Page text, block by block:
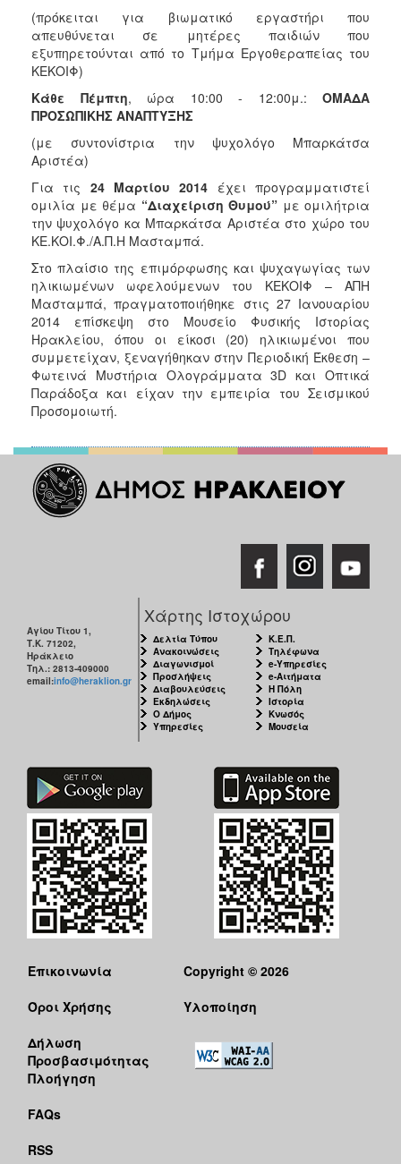
Φιλοξενίας
Γυναικών
Κέντρο
Κοινότητας
Κοινωνικό
Κοινωνικό
Παντοπωλείο
Ισότητα
των
Φύλων
Υγεία
Αυτόματοι
Απινιδωτές
ΤΟΠΟΣ
ΔΗΜΟΣ
ΠΟΛΙΤΙΣΜΟΣ
(πρόκειται για βιωματικό εργαστήρι που
απευθύνεται σε μητέρες παιδιών που
εξυπηρετούνται από το Τμήμα Εργοθεραπείας του
ΚΕΚΟΙΦ)
Κάθε Πέμπτη, ώρα 10:00 - 12:00μ.: ΟΜΑΔΑ
ΠΡΟΣΩΠΙΚΗΣ ΑΝΑΠΤΥΞΗΣ
(με συντονίστρια την ψυχολόγο Μπαρκάτσα
Αριστέα)
Για τις 24 Μαρτίου 2014 έχει προγραμματιστεί
ομιλία με θέμα “Διαχείριση Θυμού” με ομιλήτρια
την ψυχολόγο κα Μπαρκάτσα Αριστέα στο χώρο του
ΚΕ.ΚΟΙ.Φ./Α.Π.Η Μασταμπά.
Στο πλαίσιο της επιμόρφωσης και ψυχαγωγίας των
ηλικιωμένων ωφελούμενων του ΚΕΚΟΙΦ – ΑΠΗ
Μασταμπά, πραγματοποιήθηκε στις 27 Ιανουαρίου
2014 επίσκεψη στο Μουσείο Φυσικής Ιστορίας
Ηρακλείου, όπου οι είκοσι (20) ηλικιωμένοι που
συμμετείχαν, ξεναγήθηκαν στην Περιοδική Έκθεση –
Φωτεινά Μυστήρια Ολογράμματα 3D και Οπτικά
Παράδοξα και είχαν την εμπειρία του Σεισμικού
Προσομοιωτή.
Αγίου Τίτου 1,
Τ.Κ. 71202,
Ηράκλειο
Τηλ.: 2813-409000
email:info@heraklion.gr
Χάρτης Ιστοχώρου
Δελτία Τύπου
Ανακοινώσεις
Διαγωνισμοί
Προσλήψεις
Διαβουλεύσεις
Εκδηλώσεις
Ο Δήμος
Υπηρεσίες
Κ.Ε.Π.
Τηλέφωνα
e-Υπηρεσίες
e-Αιτήματα
Η Πόλη
Ιστορία
Κνωσός
Μουσεία
Επικοινωνία
Όροι Χρήσης
Δήλωση
Προσβασιμότητας
Πλοήγηση
FAQs
RSS
Copyright © 2026
Υλοποίηση